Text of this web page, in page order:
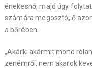
énekesnő, majd úgy
számára megosztó, ő
a bőrében.
„Akárki akármit mond
zenémről, nem akarok